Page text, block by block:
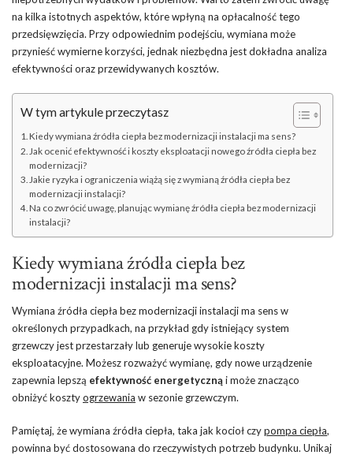
na kilka istotnych aspektów, które wpłyną na opłacalność tego
przedsięwzięcia. Przy odpowiednim podejściu, wymiana może
przynieść wymierne korzyści, jednak niezbędna jest dokładna analiza
efektywności oraz przewidywanych kosztów.
W tym artykule przeczytasz
Kiedy wymiana źródła ciepła bez modernizacji instalacji ma sens?
Jak ocenić efektywność i koszty eksploatacji nowego źródła ciepła bez
modernizacji?
Jakie ryzyka i ograniczenia wiążą się z wymianą źródła ciepła bez
modernizacji instalacji?
Na co zwrócić uwagę, planując wymianę źródła ciepła bez modernizacji
instalacji?
Kiedy wymiana źródła ciepła bez
modernizacji instalacji ma sens?
Wymiana źródła ciepła bez modernizacji instalacji ma sens w
określonych przypadkach, na przykład gdy istniejący system
grzewczy jest przestarzały lub generuje wysokie koszty
eksploatacyjne. Możesz rozważyć wymianę, gdy nowe urządzenie
zapewnia lepszą efektywność energetyczną i może znacząco
obniżyć kosztyogrzewania w sezonie grzewczym.
Pamiętaj, że wymiana źródła ciepła, taka jak kocioł czypompa ciepła,
powinna być dostosowana do rzeczywistych potrzeb budynku. Unikaj